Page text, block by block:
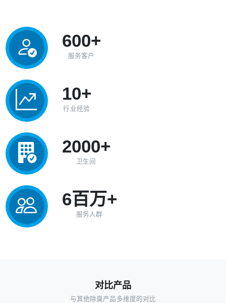
600+
服务客户
10+
行业经验
2000+
卫生间
6百万+
服务人群
对比产品
与其他除臭产品多维度的对比